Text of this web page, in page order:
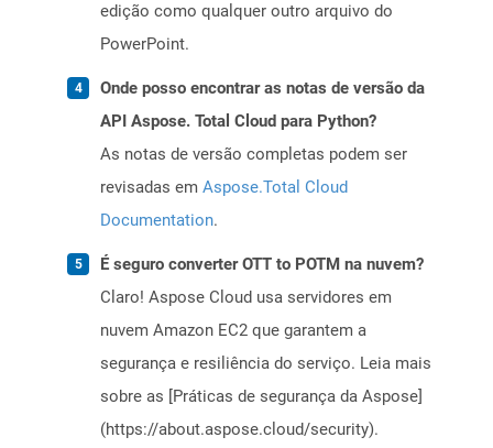
edição como qualquer outro arquivo do
PowerPoint.
Onde posso encontrar as notas de versão da
API Aspose. Total Cloud para Python?
As notas de versão completas podem ser
revisadas em Aspose.Total Cloud
Documentation.
É seguro converter OTT to POTM na nuvem?
Claro! Aspose Cloud usa servidores em
nuvem Amazon EC2 que garantem a
segurança e resiliência do serviço. Leia mais
sobre as [Práticas de segurança da Aspose]
(https://about.aspose.cloud/security).